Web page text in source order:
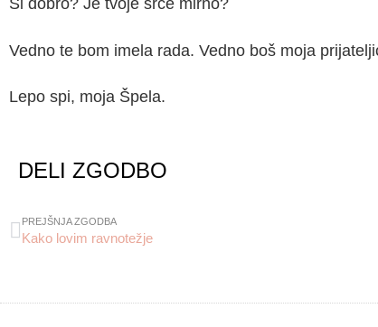
Si dobro? Je tvoje srce mirno?
Vedno te bom imela rada. Vedno boš moja
Lepo spi, moja Špela.
DELI ZGODBO
PREJŠNJA ZGODBA
Kako lovim ravnotežje